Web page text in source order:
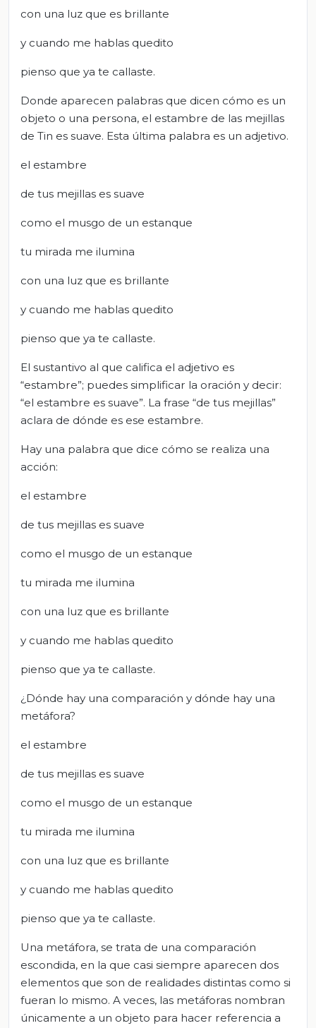
con una luz que es brillante
y cuando me hablas quedito
pienso que ya te callaste.
Donde aparecen palabras que dicen cómo es un
objeto o una persona, el estambre de las mejillas
de Tin es suave. Esta última palabra es un adjetivo.
el estambre
de tus mejillas es suave
como el musgo de un estanque
tu mirada me ilumina
con una luz que es brillante
y cuando me hablas quedito
pienso que ya te callaste.
El sustantivo al que califica el adjetivo es
“estambre”; puedes simplificar la oración y decir:
“el estambre es suave”. La frase “de tus mejillas”
aclara de dónde es ese estambre.
Hay una palabra que dice cómo se realiza una
acción:
el estambre
de tus mejillas es suave
como el musgo de un estanque
tu mirada me ilumina
con una luz que es brillante
y cuando me hablas quedito
pienso que ya te callaste.
¿Dónde hay una comparación y dónde hay una
metáfora?
el estambre
de tus mejillas es suave
como el musgo de un estanque
tu mirada me ilumina
con una luz que es brillante
y cuando me hablas quedito
pienso que ya te callaste.
Una metáfora, se trata de una comparación
escondida, en la que casi siempre aparecen dos
elementos que son de realidades distintas como si
fueran lo mismo. A veces, las metáforas nombran
únicamente a un objeto para hacer referencia a